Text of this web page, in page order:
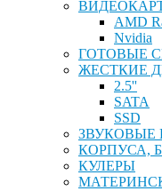
AMD
Nvidia
ГОТОВЫЕ
ЖЕСТКИЕ
2.5''
SATA
SSD
ЗВУКОВЫЕ
КОРПУСА,
КУЛЕРЫ